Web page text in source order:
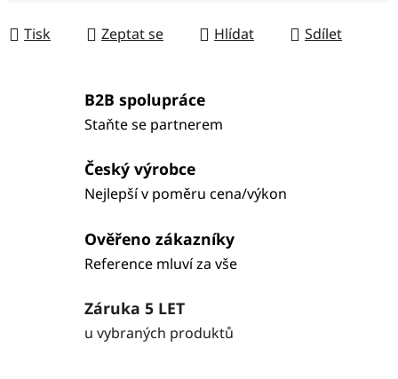
Tisk Zeptat se Hlídat Sdílet
B2B spolupráce
Staňte se partnerem
Český výrobce
Nejlepší v poměru cena/výkon
Ověřeno zákazníky
Reference mluví za vše
Záruka 5 LET
u vybraných produktů